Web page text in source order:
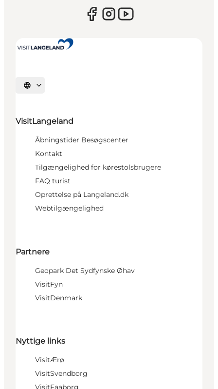
Vælg sprog
VisitLangeland
Åbningstider Besøgscenter
Kontakt
Tilgængelighed for kørestolsbrugere
FAQ turist
Oprettelse på Langeland.dk
Webtilgængelighed
Partnere
Geopark Det Sydfynske Øhav
VisitFyn
VisitDenmark
Nyttige links
VisitÆrø
VisitSvendborg
VisitFaaborg